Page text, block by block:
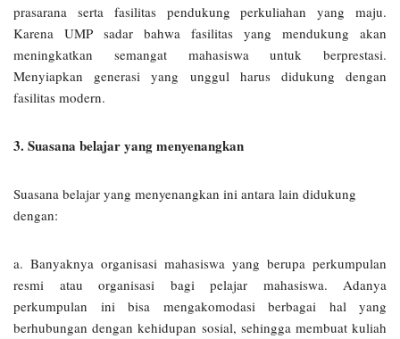
prasarana serta fasilitas pendukung perkuliahan yang maju.
Karena UMP sadar bahwa fasilitas yang mendukung akan
meningkatkan semangat mahasiswa untuk berprestasi.
Menyiapkan generasi yang unggul harus didukung dengan
fasilitas modern.
3. Suasana belajar yang menyenangkan
Suasana belajar yang menyenangkan ini antara lain didukung
dengan:
a. Banyaknya organisasi mahasiswa yang berupa perkumpulan
resmi atau organisasi bagi pelajar mahasiswa. Adanya
perkumpulan ini bisa mengakomodasi berbagai hal yang
berhubungan dengan kehidupan sosial, sehingga membuat kuliah